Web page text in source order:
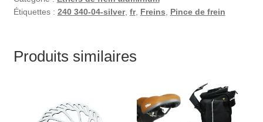
Étiquettes : 240 340-04-silver, fr, Freins Pince de frein
Produits similaires